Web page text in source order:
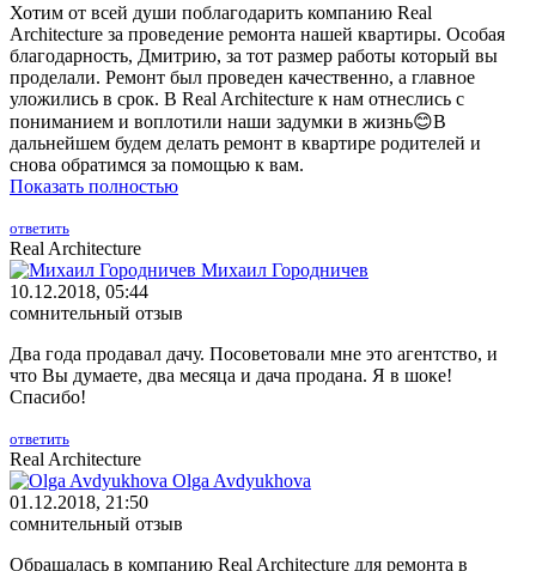
Хотим от всей души поблагодарить компанию Real
Architecture за проведение ремонта нашей квартиры. Особая
благодарность, Дмитрию, за тот размер работы который вы
проделали. Ремонт был проведен качественно, а главное
уложились в срок. В Real Architecture к нам отнеслись с
пониманием и воплотили наши задумки в жизнь😊В
дальнейшем будем делать ремонт в квартире родителей и
снова обратимся за помощью к вам.
Показать полностью
ответить
Real Architecture
Михаил Городничев
10.12.2018, 05:44
сомнительный отзыв
Два года продавал дачу. Посоветовали мне это агентство, и
что Вы думаете, два месяца и дача продана. Я в шоке!
Спасибо!
ответить
Real Architecture
Olga Avdyukhova
01.12.2018, 21:50
сомнительный отзыв
Обращалась в компанию Real Architecture для ремонта в